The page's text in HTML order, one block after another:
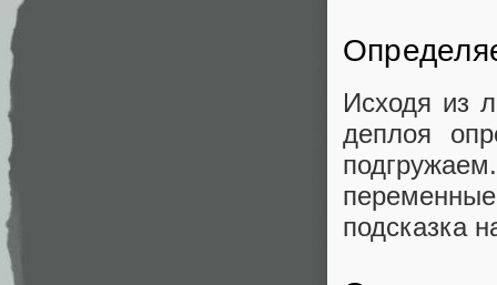
Исходя из
деплоя
подсказка